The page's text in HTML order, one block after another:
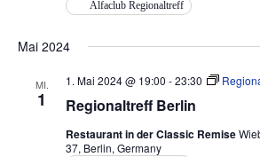
Alfaclub Regionaltreff
Mai 2024
MI.
1 Regionaltreff Berlin
1. Mai 2024 @ 19:00 -23:30
Restaurant in der Classic Remise
37, Berlin, Germany